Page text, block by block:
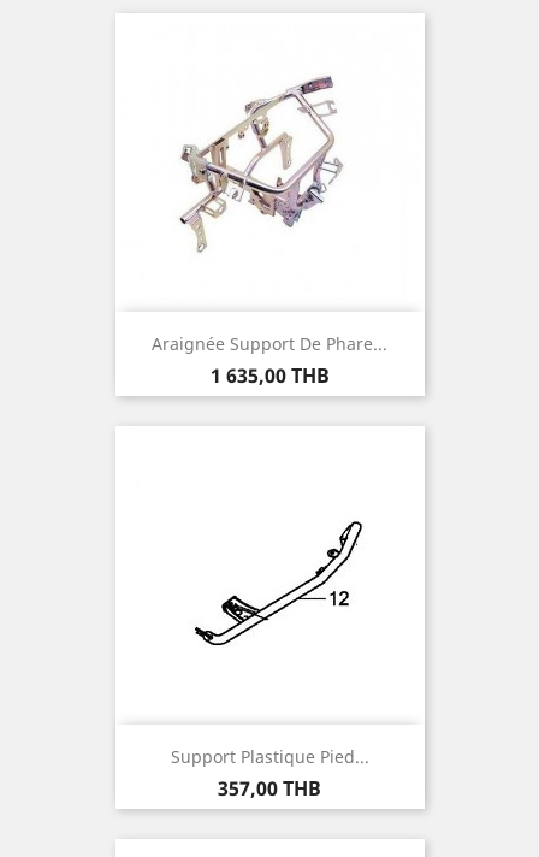
Araignée Support De Phare...
Prix
1 635,00 THB
Support Plastique Pied...
Prix
357,00 THB